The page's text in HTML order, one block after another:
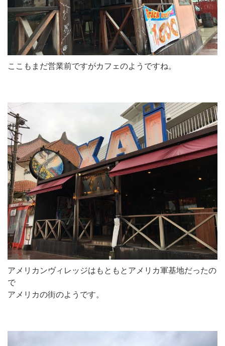
ここもまだ営業前ですがカフェのようですね。
アメリカンヴィレッジはもともとアメリカ軍基地だったの
で
アメリカの街のようです。